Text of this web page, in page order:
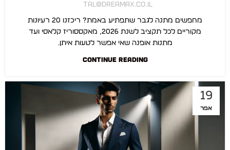
Tal@dreamax.co.il
מחפשים מתנה לגבר שתפתיע באמת? ריכזנו 20 רעיונות
מקוריים לכל תקציב לשנת 2026, מאקססוריז קלאסי ועד
מתנות אופנה שאי אפשר לטעות איתן.
CONTINUE READING
19
אפר